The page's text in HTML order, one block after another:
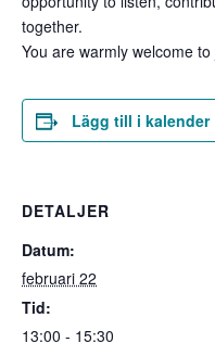
together.
You are warmly welcome to
Lägg till i kalender
DETALJER
Datum:
februari 22
Tid:
13:00 - 15:30